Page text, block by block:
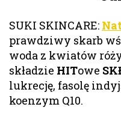
SUKI SKINCARE:
prawdziwy skarb
woda z kwiatów
składzie HITowe
lukrecję, fasolę
koenzym Q10.